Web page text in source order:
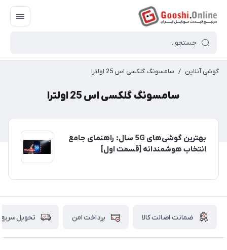
گوشی آنلاین / سامسونگ گلکسی اس 25 اولترا
سامسونگ گلکسی اس 25 اولترا
بهترین گوشی‌های 5G سال: راهنمای جامع
انتخاب هوشمندانه [قسمت اول]
ضمانت اصالت کالا پرداخت امن تحویل سریع